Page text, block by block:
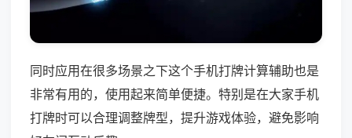
同时应用在很多场景之下这个手机打牌计算辅助也是
非常有用的，使用起来简单便捷。特别是在大家手机
打牌时可以合理调整牌型，提升游戏体验，避免影响